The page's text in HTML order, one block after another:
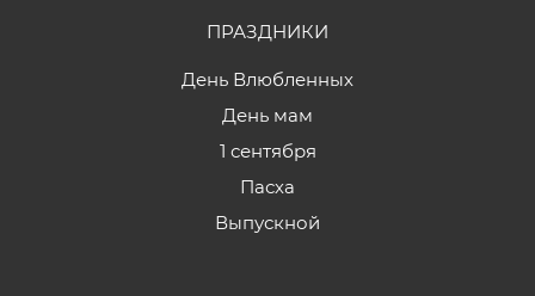
ПРАЗДНИКИ
День Влюбленных
День мам
1 сентября
Пасха
Выпускной